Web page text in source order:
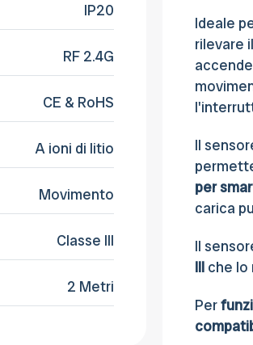
IP20
RF 2.4G
CE & RoHS
A ioni di litio
Movimento
Classe III
2 Metri
Ideale
rilevare
Il
per
carica
Il
III che lo
Per